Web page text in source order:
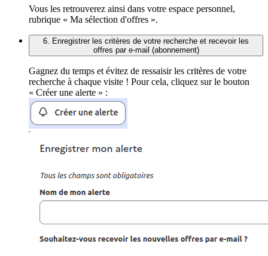
Vous les retrouverez ainsi dans votre espace personnel,
rubrique « Ma sélection d'offres ».
6. Enregistrer les critères de votre recherche et recevoir les
offres par e-mail (abonnement)
Gagnez du temps et évitez de ressaisir les critères de votre
recherche à chaque visite ! Pour cela, cliquez sur le bouton
« Créer une alerte » :